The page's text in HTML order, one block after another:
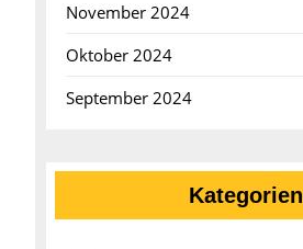
November 2024
Oktober 2024
September 2024
Kategorien